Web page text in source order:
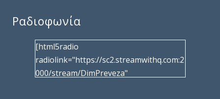
Ραδιοφωνία
[html5radio
radiolink="https://sc2.streamwithq.com:2
000/stream/DimPreveza"